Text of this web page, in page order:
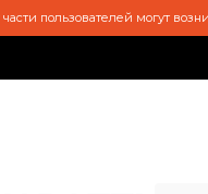
пользователей могут